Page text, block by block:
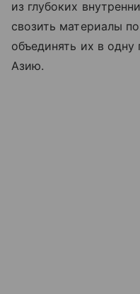
из глубоких
свозить материалы
объединять их в
Азию.